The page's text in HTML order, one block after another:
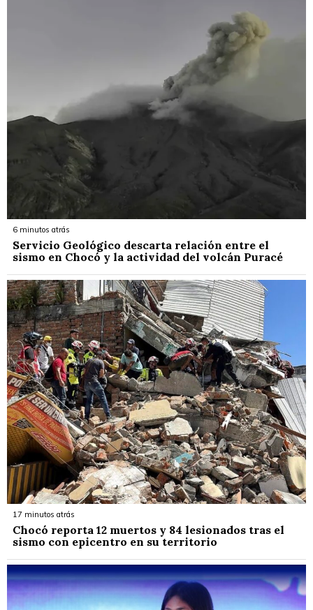
6 minutos atrás
Servicio Geológico descarta relación entre el
sismo en Chocó y la actividad del volcán Puracé
17 minutos atrás
Chocó reporta 12 muertos y 84 lesionados tras el
sismo con epicentro en su territorio